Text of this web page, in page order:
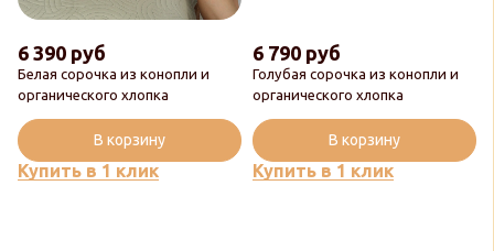
Белая сорочка из конопли и
органического хлопка
6 390 руб
Купить в 1 клик
В корзину
Голубая сорочка из конопли и
органического хлопка
6 790 руб
Купить в 1 клик
В корзину